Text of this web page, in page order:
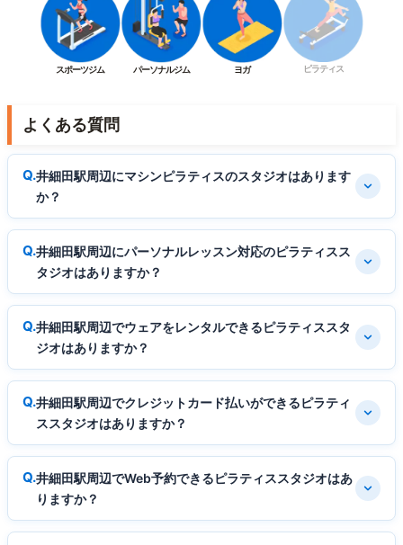
スポーツジム パーソナルジム ヨガ ピラティス
よくある質問
井細田駅周辺にマシンピラティスのスタジオはあります
か？
井細田駅周辺にパーソナルレッスン対応のピラティスス
タジオはありますか？
井細田駅周辺でウェアをレンタルできるピラティススタ
ジオはありますか？
井細田駅周辺でクレジットカード払いができるピラティ
ススタジオはありますか？
井細田駅周辺でWeb予約できるピラティススタジオはあ
りますか？